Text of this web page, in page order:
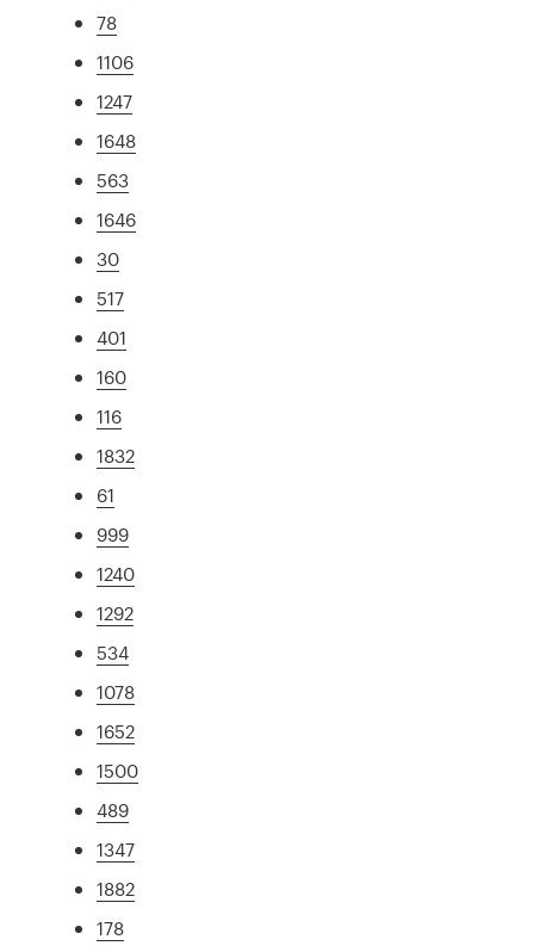
78
1106
1247
1648
563
1646
30
517
401
160
116
1832
61
999
1240
1292
534
1078
1652
1500
489
1347
1882
178